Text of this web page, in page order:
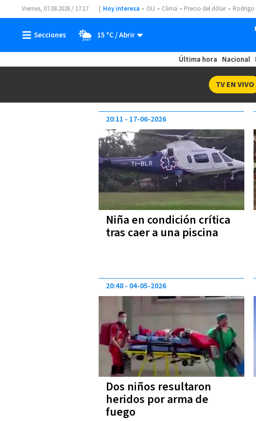
Viernes, 07.08.2026 / 17:17 Hoy interesa OIJ Clima Precio del dólar Rodrigo
15 ºC
Última hora Nacional
TV EN VIVO
Niña en condición crítica
tras caer a una piscina
20:11 17-06-2026
Dos niños resultaron
heridos por arma de
fuego
20:48 04-05-2026